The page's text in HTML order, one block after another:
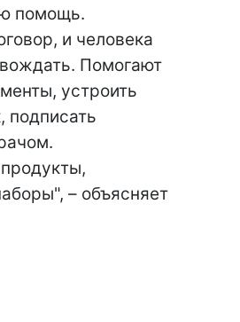
помощь.
и человека
Помогают
устроить
подписать
– объясняет